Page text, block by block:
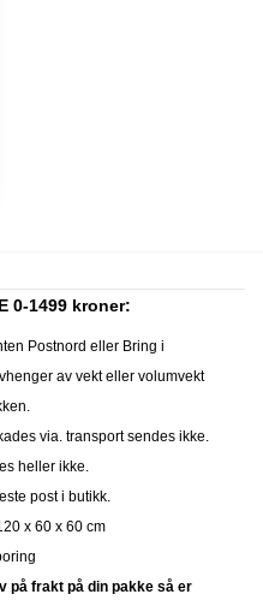
0-1499 kroner:
Postnord eller Bring i
av vekt eller volumvekt
via. transport sendes ikke.
heller ikke.
post i butikk.
x 60 x 60 cm
på frakt på din pakke så er